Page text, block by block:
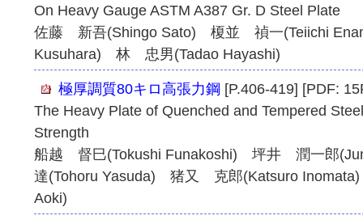
On Heavy Gauge ASTM A387 Gr. D Steel Plate
佐藤 新吾(Shingo Sato) 榎並 禎一(Teiichi
Kusuhara) 林 忠男(Tadao Hayashi)
極厚調質80キロ高張力鋼 [P.406-419] [PDF:
The Heavy Plate of Quenched and Tempered
Strength
船越 督巳(Tokushi Funakoshi) 坪井 潤一郎
達(Tohoru Yasuda) 猪又 克郎(Katsuro
Aoki)